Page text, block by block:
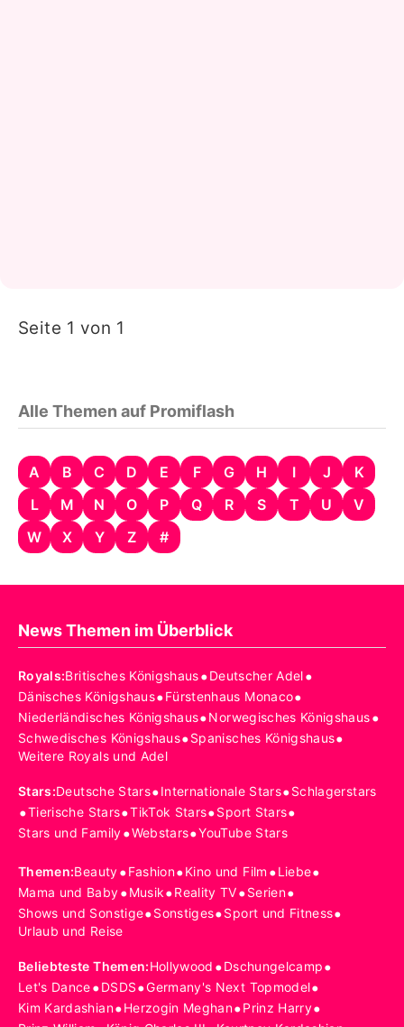
Seite 1 von 1
Alle Themen auf Promiflash
A B C D E F G H I J
K
L
M N O P Q R S T U
V
W
X Y Z #
News Themen im Überblick
Royals:Britisches Königshaus•Deutscher Adel•
Dänisches Königshaus•Fürstenhaus Monaco•
Niederländisches Königshaus•Norwegisches Königshaus•
Schwedisches Königshaus•Spanisches Königshaus•
Weitere Royals und Adel
Stars:Deutsche Stars•Internationale Stars•Schlagerstars
•Tierische Stars•TikTok Stars•Sport Stars•
Stars und Family•Webstars•YouTube Stars
Themen:Beauty•Fashion•Kino und Film •Liebe•
Mama und Baby•Musik•Reality TV•Serien•
Shows und Sonstige•Sonstiges•Sport und Fitness•
Urlaub und Reise
Beliebteste Themen:Hollywood •Dschungelcamp•
Let's Dance•DSDS•Germany's Next Topmodel•
Kim Kardashian•Herzogin Meghan•Prinz Harry•